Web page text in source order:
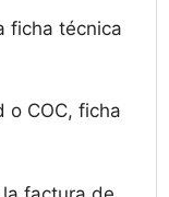
ficha técnica
o COC, ficha